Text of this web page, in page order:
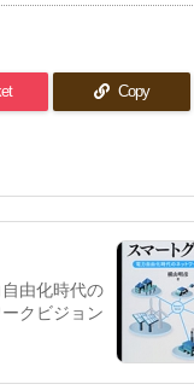
Copy
由化時代の
クビジョン